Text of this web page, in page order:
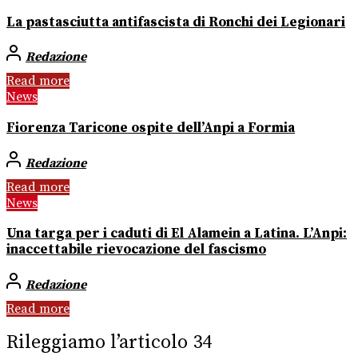
La pastasciutta antifascista di Ronchi dei Legionari
Redazione
Read more
News
Fiorenza Taricone ospite dell’Anpi a Formia
Redazione
Read more
News
Una targa per i caduti di El Alamein a Latina. L’Anpi:
inaccettabile rievocazione del fascismo
Redazione
Read more
Rileggiamo l’articolo 34